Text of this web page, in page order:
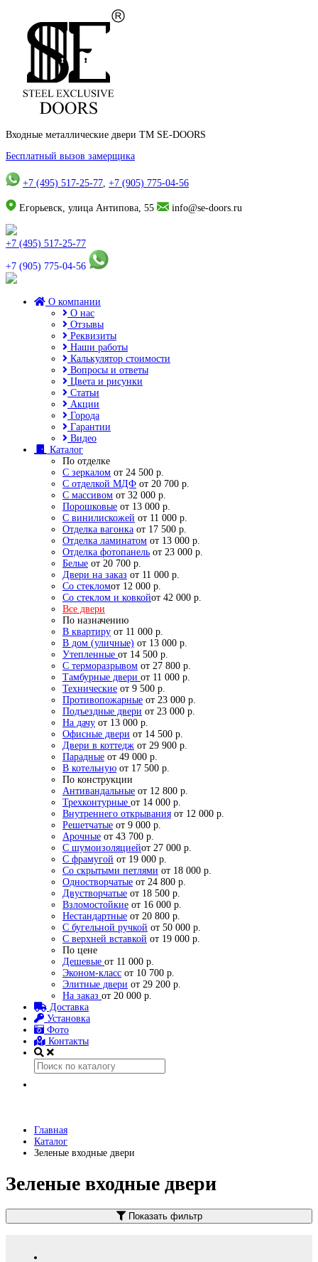
Входные металлические двери TM SE-DOORS
Бесплатный вызов замерщика
+7 (495) 517-25-77, +7 (905) 775-04-56
Егорьевск, улица Антипова, 55 info@se-doors.ru
+7 (495) 517-25-77
+7 (905) 775-04-56
О компании
О нас
Отзывы
Реквизиты
Наши работы
Калькулятор стоимости
Вопросы и ответы
Цвета и рисунки
Статьи
Акции
Города
Гарантии
Видео
Каталог
По отделке
С зеркалом от 24 500 р.
С отделкой МДФ от 20 700 р.
С массивом от 32 000 р.
Порошковые от 13 000 р.
С винилискожей от 11 000 р.
Отделка вагонка от 17 500 р.
Отделка ламинатом от 13 000 р.
Отделка фотопанель от 23 000 р.
Белые от 20 700 р.
Двери на заказ от 11 000 р.
Со стекломот 12 000 р.
Со стеклом и ковкойот 42 000 р.
Все двери
По назначению
В квартиру от 11 000 р.
В дом (уличные) от 13 000 р.
Утепленные от 14 500 р.
С терморазрывом от 27 800 р.
Тамбурные двери от 11 000 р.
Технические от 9 500 р.
Противопожарные от 23 000 р.
Подъездные двери от 23 000 р.
На дачу от 13 000 р.
Офисные двери от 14 500 р.
Двери в коттедж от 29 900 р.
Парадные от 49 000 р.
В котельную от 17 500 р.
По конструкции
Антивандальные от 12 800 р.
Трехконтурные от 14 000 р.
Внутреннего открывания от 12 000 р.
Решетчатые от 9 000 р.
Арочные от 43 700 р.
С шумоизоляциейот 27 000 р.
С фрамугой от 19 000 р.
Со скрытыми петлями от 18 000 р.
Одностворчатые от 24 800 р.
Двустворчатые от 18 500 р.
Взломостойкие от 16 000 р.
Нестандартные от 20 800 р.
С бугельной ручкой от 50 000 р.
С верхней вставкой от 19 000 р.
По цене
Дешевые от 11 000 р.
Эконом-класс от 10 700 р.
Элитные двери от 29 200 р.
На заказ от 20 000 р.
Доставка
Установка
Фото
Контакты
Главная
Каталог
Зеленые входные двери
Зеленые входные двери
Показать фильтр